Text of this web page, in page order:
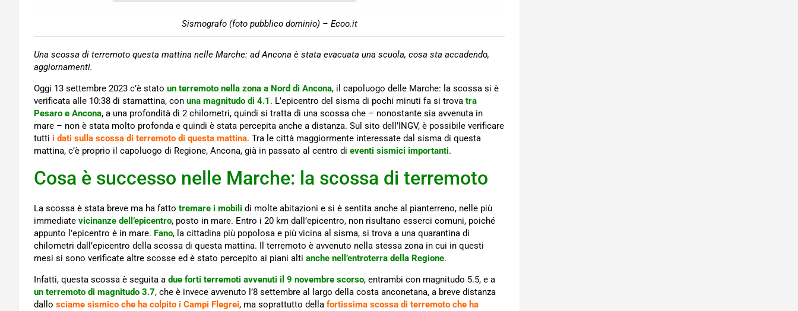
Sismografo (foto pubblico dominio) – Ecoo.it
Una scossa di terremoto questa mattina nelle Marche: ad Ancona è stata evacuata una scuola, cosa sta accadendo,
aggiornamenti.
Oggi 13 settembre 2023 c’è stato un terremoto nella zona a Nord di Ancona, il capoluogo delle Marche: la scossa si è
verificata alle 10:38 di stamattina, con una magnitudo di 4.1 . L’epicentro del sisma di pochi minuti fa si trova tra
Pesaro e Ancona, a una profondità di 2 chilometri, quindi si tratta di una scossa che – nonostante sia avvenuta in
mare – non è stata molto profonda e quindi è stata percepita anche a distanza. Sul sito dell’INGV, è possibile verificare
tutti i dati sulla scossa di terremoto di questa mattina. Tra le città maggiormente interessate dal sisma di questa
mattina, c’è proprio il capoluogo di Regione, Ancona, già in passato al centro di eventi sismici importanti.
Cosa è successo nelle Marche: la scossa di terremoto
La scossa è stata breve ma ha fatto tremare i mobili di molte abitazioni e si è sentita anche al pianterreno, nelle più
immediate vicinanze dell’epicentro, posto in mare. Entro i 20 km dall’epicentro, non risultano esserci comuni, poiché
appunto l’epicentro è in mare. Fano, la cittadina più popolosa e più vicina al sisma, si trova a una quarantina di
chilometri dall’epicentro della scossa di questa mattina. Il terremoto è avvenuto nella stessa zona in cui in questi
mesi si sono verificate altre scosse ed è stato percepito ai piani alti anche nell’entroterra della Regione.
Infatti, questa scossa è seguita a due forti terremoti avvenuti il 9 novembre scorso, entrambi con magnitudo 5.5, e a
un terremoto di magnitudo 3.7, che è invece avvenuto l’8 settembre al largo della costa anconetana, a breve distanza
dallo sciame sismico che ha colpito i Campi Flegrei, ma soprattutto della fortissima scossa di terremoto che ha